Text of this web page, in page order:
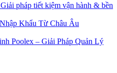
pháp tiết kiệm vận hành & bền
Khẩu Từ Châu Âu
Poolex – Giải Pháp Quản Lý